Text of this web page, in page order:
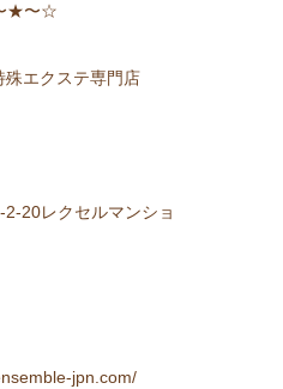
★〜☆
殊エクステ専門店
20レクセルマンショ
jpn.com/